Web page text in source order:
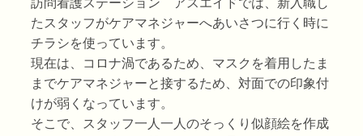
訪問看護ステーション アスエイドでは、新入職し
たスタッフがケアマネジャーへあいさつに行く時に
チラシを使っています。
現在は、コロナ渦であるため、マスクを着用したま
までケアマネジャーと接するため、対面での印象付
けが弱くなっています。
そこで、スタッフ一人一人のそっくり似顔絵を作成